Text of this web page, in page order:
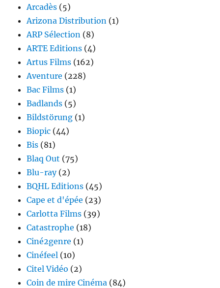
Arcadès (5)
Arizona Distribution (1)
ARP Sélection (8)
ARTE Editions (4)
Artus Films (162)
Aventure (228)
Bac Films (1)
Badlands (5)
Bildstörung (1)
Biopic (44)
Bis (81)
Blaq Out (75)
Blu-ray(2)
BQHL Editions (45)
Cape et d'épée (23)
Carlotta Films (39)
Catastrophe (18)
Ciné2genre (1)
Cinéfeel (10)
Citel Vidéo (2)
Coin de mire Cinéma (84)